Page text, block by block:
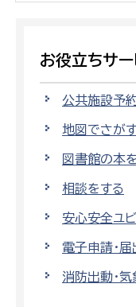
お役立ちサー
公共施設予
地図でさが
図書館の本
相談をする
安心安全ユ
電子申請・届
消防出動・